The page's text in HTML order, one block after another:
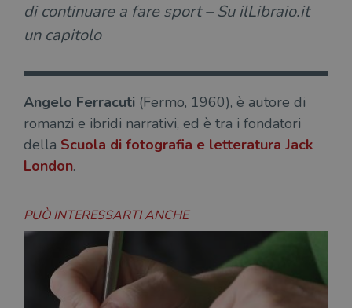
di continuare a fare sport – Su ilLibraio.it
un capitolo
Angelo Ferracuti (Fermo, 1960), è autore di
romanzi e ibridi narrativi, ed è tra i fondatori
della Scuola di fotografia e letteratura Jack
London.
PUÒ INTERESSARTI ANCHE